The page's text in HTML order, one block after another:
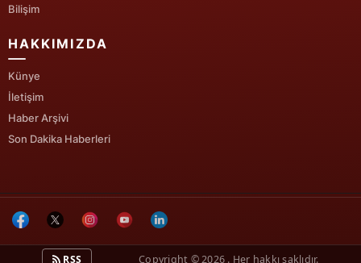
Bilişim
HAKKIMIZDA
Künye
İletişim
Haber Arşivi
Son Dakika Haberleri
RSS Copyright © 2026 . Her hakkı saklıdır.